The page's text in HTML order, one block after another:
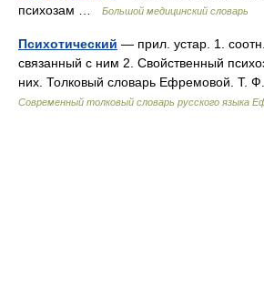
психозам …
Большой медицинский словарь
Психотический — прил. устар. 1.
связанный с ним 2. Свойственный
них. Толковый словарь Ефремовой. Т.
Современный толковый словарь русского языка